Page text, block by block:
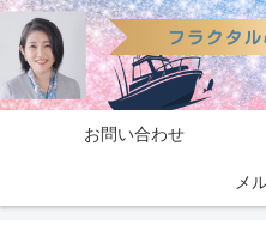
お問い合わせ
メ